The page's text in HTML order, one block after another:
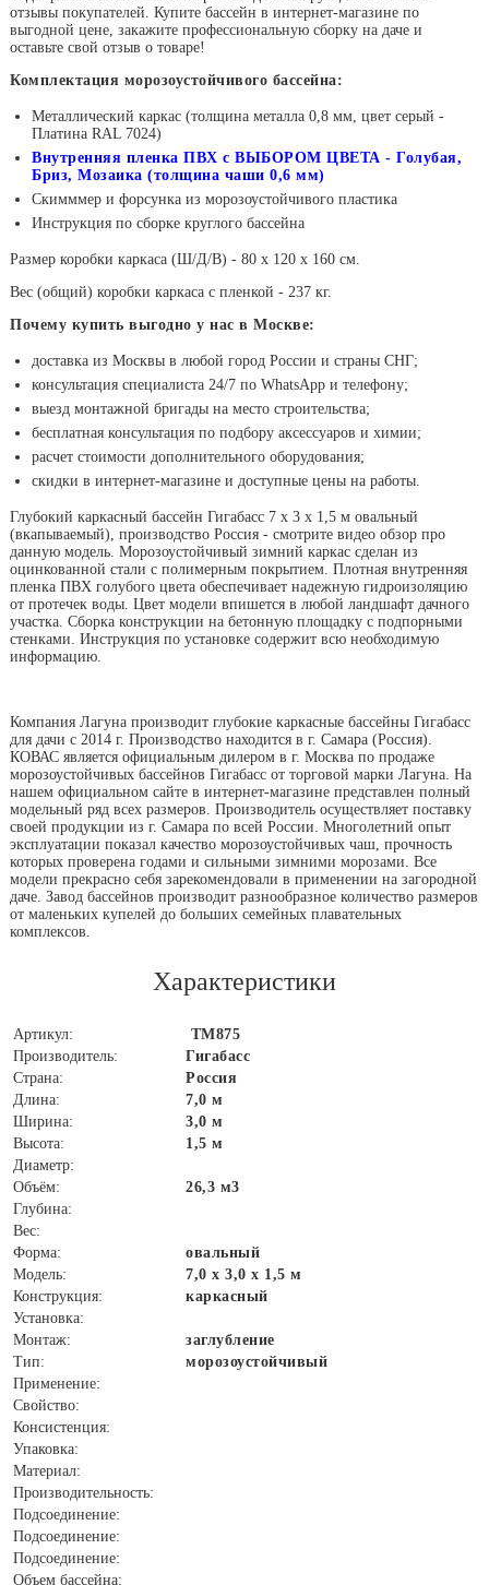
отзывы покупателей. Купите бассейн в интернет-магазине по
выгодной цене, закажите профессиональную сборку на даче и
оставьте свой отзыв о товаре!
Комплектация морозоустойчивого бассейна:
Металлический каркас (толщина металла 0,8 мм, цвет серый -
Платина RAL 7024)
Внутренняя пленка ПВХ с ВЫБОРОМ ЦВЕТА - Голубая,
Бриз, Мозаика (толщина чаши 0,6 мм)
Скимммер и форсунка из морозоустойчивого пластика
Инструкция по сборке круглого бассейна
Размер коробки каркаса (Ш/Д/В) - 80 х 120 х 160 см.
Вес (общий) коробки каркаса с пленкой - 237 кг.
Почему купить выгодно у нас в Москве:
доставка из Москвы в любой город России и страны СНГ;
консультация специалиста 24/7 по WhatsApp и телефону;
выезд монтажной бригады на место строительства;
бесплатная консультация по подбору аксессуаров и химии;
расчет стоимости дополнительного оборудования;
скидки в интернет-магазине и доступные цены на работы.
Глубокий каркасный бассейн Гигабасс 7 х 3 х 1,5 м овальный
(вкапываемый), производство Россия - смотрите видео обзор про
данную модель. Морозоустойчивый зимний каркас сделан из
оцинкованной стали с полимерным покрытием. Плотная внутренняя
пленка ПВХ голубого цвета обеспечивает надежную гидроизоляцию
от протечек воды. Цвет модели впишется в любой ландшафт дачного
участка. Сборка конструкции на бетонную площадку с подпорными
стенками. Инструкция по установке содержит всю необходимую
информацию.
Компания Лагуна производит глубокие каркасные бассейны Гигабасс
для дачи с 2014 г. Производство находится в г. Самара (Россия).
КОВАС является официальным дилером в г. Москва по продаже
морозоустойчивых бассейнов Гигабасс от торговой марки Лагуна. На
нашем официальном сайте в интернет-магазине представлен полный
модельный ряд всех размеров. Производитель осуществляет поставку
своей продукции из г. Самара по всей России. Многолетний опыт
эксплуатации показал качество морозоустойчивых чаш, прочность
которых проверена годами и сильными зимними морозами. Все
модели прекрасно себя зарекомендовали в применении на загородной
даче. Завод бассейнов производит разнообразное количество размеров
от маленьких купелей до больших семейных плавательных
комплексов.
Характеристики
Артикул:
ТМ875
Производитель:
Гигабасс
Страна:
Россия
Длина:
7,0 м
Ширина:
3,0 м
Высота:
1,5 м
Диаметр:
Объём:
26,3 м3
Глубина:
Вес:
Форма:
овальный
Модель:
7,0 х 3,0 х 1,5 м
Конструкция:
каркасный
Установка:
Монтаж:
заглубление
Тип:
морозоустойчивый
Применение:
Свойство:
Консистенция:
Упаковка:
Материал:
Производительность:
Подсоединение:
Подсоединение:
Подсоединение:
Объем бассейна: